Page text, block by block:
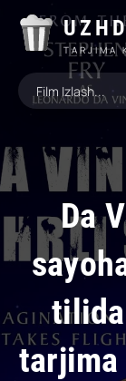
TARJIMA
Da
tilida
tarjima